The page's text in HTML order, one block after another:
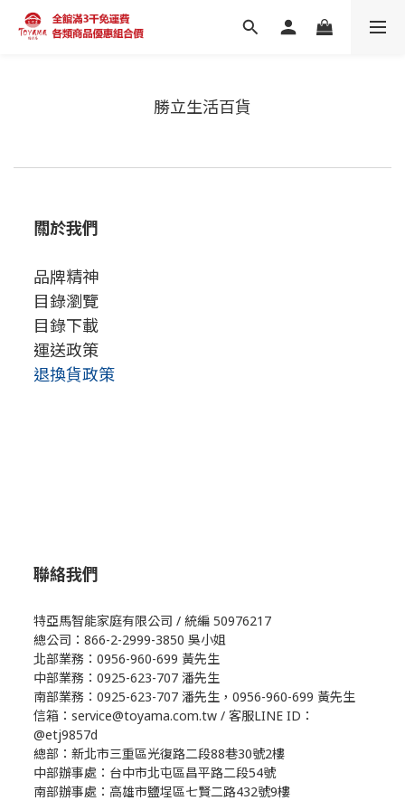
勝立生活百貨
關於我們
品牌精神
目錄瀏覽
目錄下載
運送政策
退換貨政策
聯絡我們
特亞馬智能家庭有限公司 / 統編 50976217
總公司：866-2-2999-3850 吳小姐
北部業務：0956-960-699 黃先生
中部業務：0925-623-707 潘先生
南部業務：0925-623-707 潘先生，0956-960-699 黃先生
信箱：service@toyama.com.tw / 客服LINE ID：
@etj9857d
總部：新北市三重區光復路二段88巷30號2樓
中部辦事處：台中市北屯區昌平路二段54號
南部辦事處：高雄市鹽埕區七賢二路432號9樓